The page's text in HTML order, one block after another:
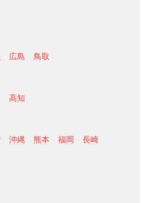
広島 鳥取
高知
沖縄 熊本 福岡
長崎